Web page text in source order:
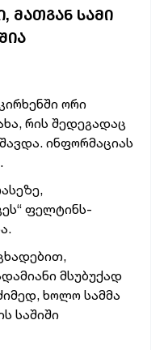
ᲛᲐᲗᲒᲐᲜ ᲡᲐᲛᲘ
ორი
რის შედეგადაც
ინფორმაციას
ფელტინს-
მსუბუქად
ხოლო სამმა
საშიში